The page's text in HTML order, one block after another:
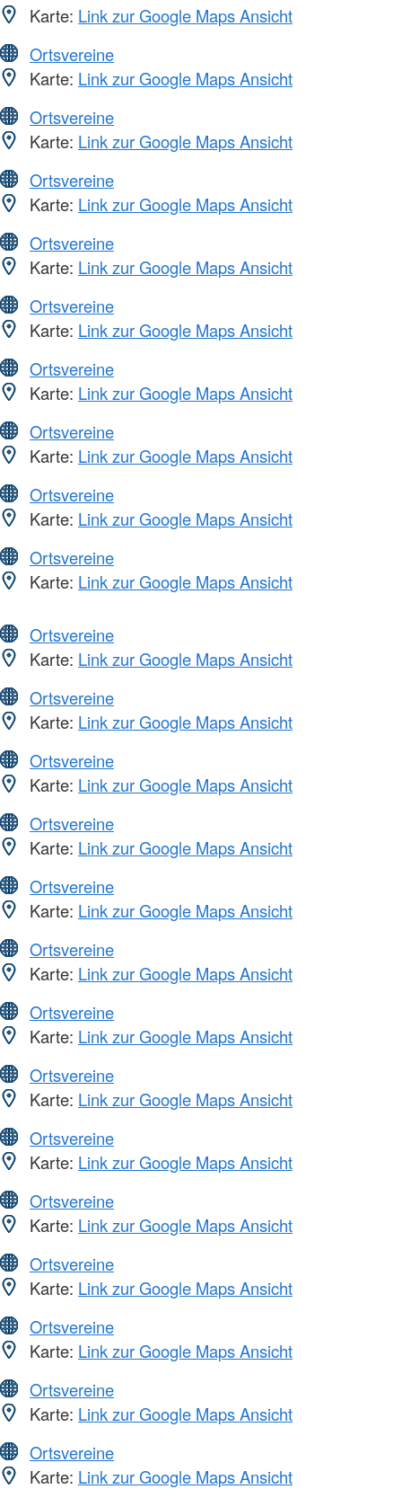
Karte: Link zur Google Maps Ansicht
Ortsvereine
Karte: Link zur Google Maps Ansicht
Ortsvereine
Karte: Link zur Google Maps Ansicht
Ortsvereine
Karte: Link zur Google Maps Ansicht
Ortsvereine
Karte: Link zur Google Maps Ansicht
Ortsvereine
Karte: Link zur Google Maps Ansicht
Ortsvereine
Karte: Link zur Google Maps Ansicht
Ortsvereine
Karte: Link zur Google Maps Ansicht
Ortsvereine
Karte: Link zur Google Maps Ansicht
Ortsvereine
Karte: Link zur Google Maps Ansicht
Ortsvereine
Karte: Link zur Google Maps Ansicht
Ortsvereine
Karte: Link zur Google Maps Ansicht
Ortsvereine
Karte: Link zur Google Maps Ansicht
Ortsvereine
Karte: Link zur Google Maps Ansicht
Ortsvereine
Karte: Link zur Google Maps Ansicht
Ortsvereine
Karte: Link zur Google Maps Ansicht
Ortsvereine
Karte: Link zur Google Maps Ansicht
Ortsvereine
Karte: Link zur Google Maps Ansicht
Ortsvereine
Karte: Link zur Google Maps Ansicht
Ortsvereine
Karte: Link zur Google Maps Ansicht
Ortsvereine
Karte: Link zur Google Maps Ansicht
Ortsvereine
Karte: Link zur Google Maps Ansicht
Ortsvereine
Karte: Link zur Google Maps Ansicht
Ortsvereine
Karte: Link zur Google Maps Ansicht